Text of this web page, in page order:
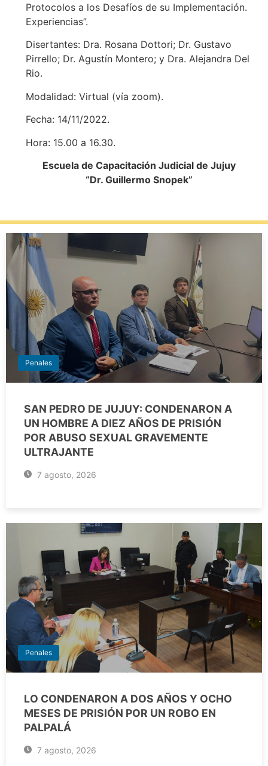
Protocolos a los Desafíos de su Implementación.
Experiencias”.
Disertantes: Dra. Rosana Dottori; Dr. Gustavo
Pirrello; Dr. Agustín Montero; y Dra. Alejandra Del
Rio.
Modalidad: Virtual (vía zoom).
Fecha: 14/11/2022.
Hora: 15.00 a 16.30.
Escuela de Capacitación Judicial de Jujuy
“Dr. Guillermo Snopek”
Penales
SAN PEDRO DE JUJUY: CONDENARON A
UN HOMBRE A DIEZ AÑOS DE PRISIÓN
POR ABUSO SEXUAL GRAVEMENTE
ULTRAJANTE
7 agosto, 2026
Penales
LO CONDENARON A DOS AÑOS Y OCHO
MESES DE PRISIÓN POR UN ROBO EN
PALPALÁ
7 agosto, 2026